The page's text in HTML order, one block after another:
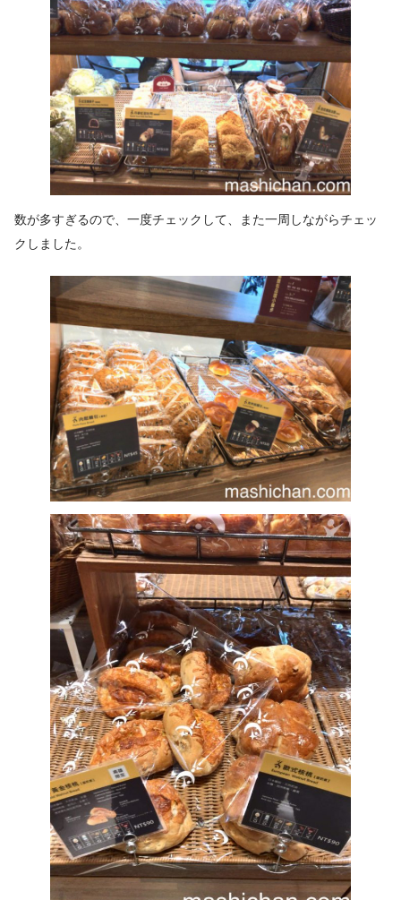
数が多すぎるので、一度チェックして、また一周しながらチェッ
クしました。